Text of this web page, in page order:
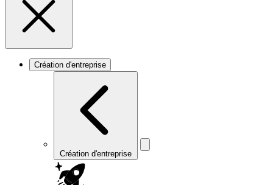
Création d'entreprise
Création d'entreprise